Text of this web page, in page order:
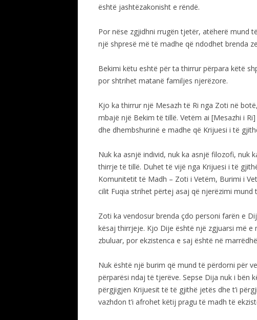
është jashtëzakonisht e rëndë.
Por nëse zgjidhni rrugën tjetër, atëherë mund
një shpresë më të madhe që ndodhet brenda
Bekimi këtu eshtë për ta thirrur përpara këtë
por shtrihet matanë familjes njerëzore.
Kjo ka thirrur një Mesazh të Ri nga Zoti në
mbajë një Bekim të tillë. Vetëm ai [Mesazhi i
dhe dhembshurinë e madhe që Krijuesi i të
Nuk ka asnjë individ, nuk ka asnjë filozofi, nuk
thirrje të tillë. Duhet të vijë nga Krijuesi i të
Komunitetit të Madh – Zoti i Vetëm, Burimi i
cilit Fuqia strihet përtej asaj që njerëzimi mund
Zoti ka vendosur brenda çdo personi farën e
kësaj thirrjeje. Kjo Dije është një zgjuarsi më e
zbuluar, por ekzistenca e saj është në
Nuk është një burim që mund të përdorni për
përparësi ndaj të tjerëve. Sepse Dija nuk i bën
përgjigjen Krijuesit të të gjithë jetës dhe t’i
vazhdon t’i afrohet këtij pragu të madh të